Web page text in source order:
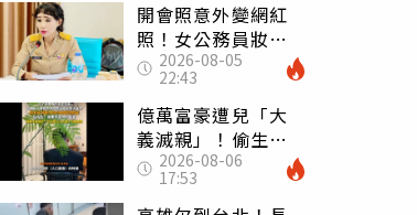
開會照意外變網紅
照！女公務員妝容
掀2千則留言 本人
怒嗆：化妝有錯嗎
2026-08-05
22:43
億萬富豪遭兒「大
義滅親」！偷生子
怕曝光 竟盜鄰居
身份辦假證落戶
2026-08-06
17:53